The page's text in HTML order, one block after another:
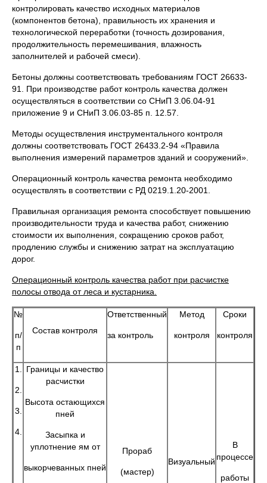
контролировать качество исходных материалов
(компонентов бетона), правильность их хранения и
технологической переработки (точность дозирования,
продолжительность перемешивания, влажность
заполнителей и рабочей смеси).
Бетоны должны соответствовать требованиям ГОСТ 26633-
91. При производстве работ контроль качества должен
осуществляться в соответствии со СНиП 3.06.04-91
приложение 9 и СНиП 3.06.03-85 п. 12.57.
Методы осуществления инструментального контроля
должны соответствовать ГОСТ 26433.2-94 «Правила
выполнения измерений параметров зданий и сооружений».
Операционный контроль качества ремонта необходимо
осуществлять в соответствии с РД 0219.1.20-2001.
Правильная организация ремонта способствует повышению
производительности труда и качества работ, снижению
стоимости их выполнения, сокращению сроков работ,
продлению службы и снижению затрат на эксплуатацию
дорог.
Операционный контроль качества работ при расчистке
полосы отвода от леса и кустарника.
№
п/
п
Состав контроля
Ответственный
за контроль
Метод
контроля
Сроки
контроля
1.
2.
3.
4.
Границы и качество
расчистки
Высота остающихся
пней
Засыпка и
уплотнение ям от
выкорчеванных пней
Прораб
(мастер)
Визуальный
В
процессе
работы